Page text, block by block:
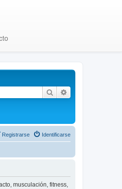
Buscar
Identificarse
Registrarse
musculación, fitness,